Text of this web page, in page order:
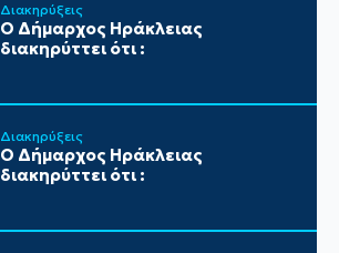
Διακηρύξεις
Ο Δήμαρχος Ηράκλειας
διακηρύττει ότι :
Διακηρύξεις
Ο Δήμαρχος Ηράκλειας
διακηρύττει ότι :